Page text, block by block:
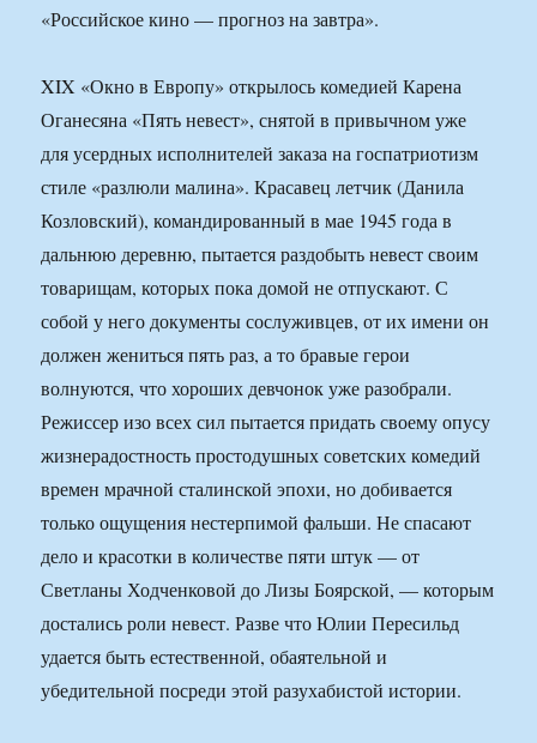
«Российское кино — прогноз на завтра».
XIX «Окно в Европу» открылось комедией Карена
Оганесяна «Пять невест», снятой в привычном уже
для усердных исполнителей заказа на госпатриотизм
стиле «разлюли малина». Красавец летчик (Данила
Козловский), командированный в мае 1945 года в
дальнюю деревню, пытается раздобыть невест своим
товарищам, которых пока домой не отпускают. С
собой у него документы сослуживцев, от их имени он
должен жениться пять раз, а то бравые герои
волнуются, что хороших девчонок уже разобрали.
Режиссер изо всех сил пытается придать своему опусу
жизнерадостность простодушных советских комедий
времен мрачной сталинской эпохи, но добивается
только ощущения нестерпимой фальши. Не спасают
дело и красотки в количестве пяти штук — от
Светланы Ходченковой до Лизы Боярской, — которым
достались роли невест. Разве что Юлии Пересильд
удается быть естественной, обаятельной и
убедительной посреди этой разухабистой истории.